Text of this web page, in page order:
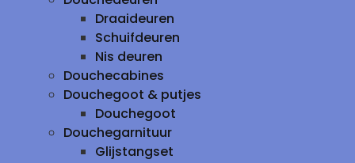
Draaideuren
Schuifdeuren
Nis deuren
Douchecabines
Douchegoot & putjes
Douchegoot
Douchegarnituur
Glijstangset